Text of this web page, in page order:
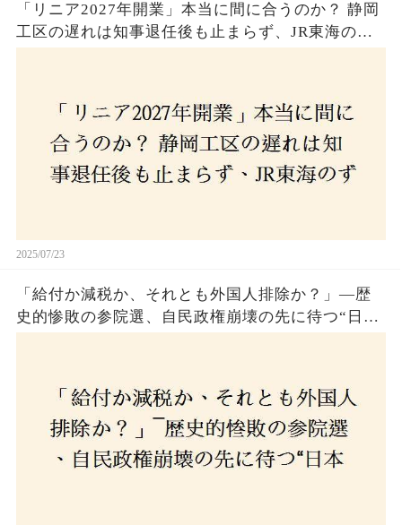
「リニア2027年開業」本当に間に合うのか？ 静岡
工区の遅れは知事退任後も止まらず、JR東海のず
2025/07/23
「給付か減税か、それとも外国人排除か？」―歴
史的惨敗の参院選、自民政権崩壊の先に待つ“日本